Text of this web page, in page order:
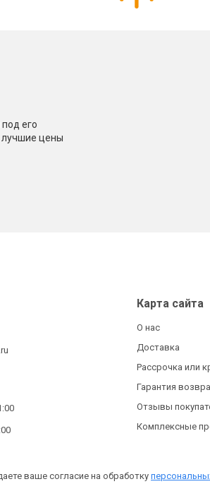
его
лучшие цены
Карта сайта
О нас
Доставка
Рассрочка или
Гарантия
Отзывы
Комплексные
ваше согласие на обработку